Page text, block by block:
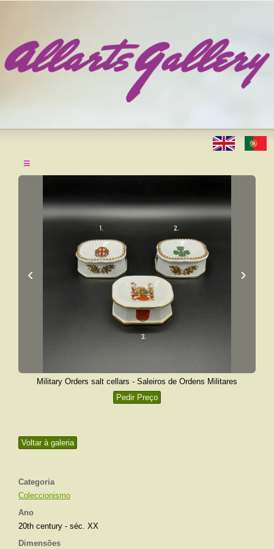
≡
Voltar à galeria
Categoria
Coleccionismo
Ano
20th century - séc. XX
Dimensões
‹ ›
Military Orders salt cellars - Saleiros de Ordens Militares
Pedir Preço